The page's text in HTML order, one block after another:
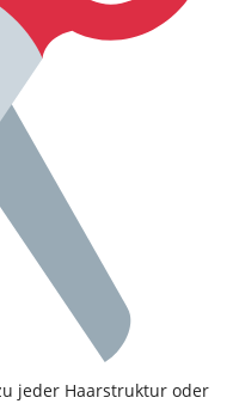
jeder Haarstruktur oder